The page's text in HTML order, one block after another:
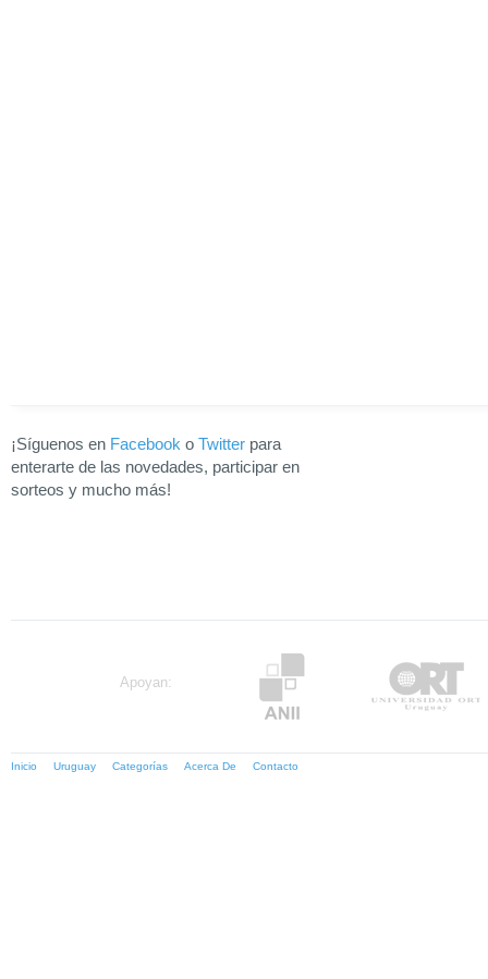
¡Síguenos en Facebook o Twitter para
enterarte de las novedades, participar en
sorteos y mucho más!
Apoyan:
Inicio Uruguay Categorías Acerca De Contacto